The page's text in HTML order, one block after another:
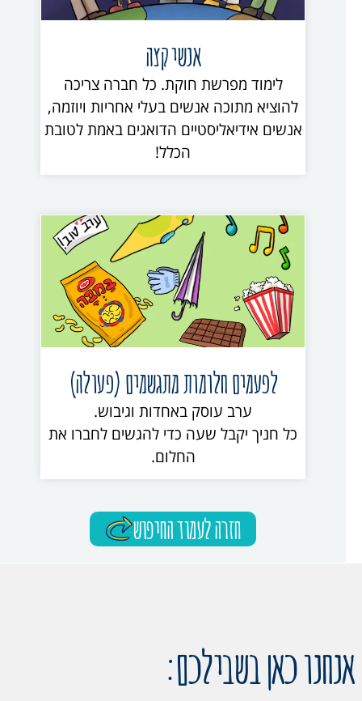
אנשי קצה
לימוד מפרשת חוקת. כל חברה צריכה
להוציא מתוכה אנשים בעלי אחריות ויוזמה,
אנשים אידיאליסטיים הדואגים באמת לטובת
הכלל!
לפעמים חלומות מתגשמים (פעולה)
ערב עוסק באחדות וגיבוש.
כל חניך יקבל שעה כדי להגשים לחברו את
החלום.
חזרה לעמוד החיפוש
אנחנו כאן בשבילכם: